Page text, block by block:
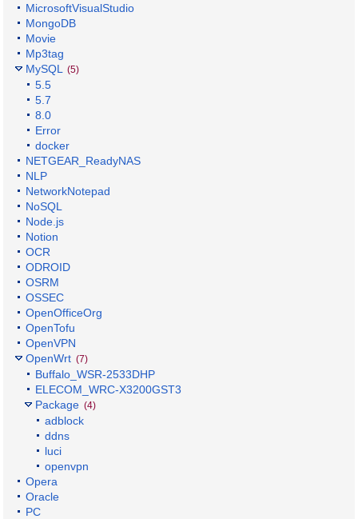
MicrosoftVisualStudio
MongoDB
Movie
Mp3tag
MySQL
(5)
5.5
5.7
8.0
Error
docker
NETGEAR_ReadyNAS
NLP
NetworkNotepad
NoSQL
Node.js
Notion
OCR
ODROID
OSRM
OSSEC
OpenOfficeOrg
OpenTofu
OpenVPN
OpenWrt (7)
Buffalo_WSR-2533DHP
ELECOM_WRC-X3200GST3
Package (4)
adblock
ddns
luci
openvpn
Opera
Oracle
PC